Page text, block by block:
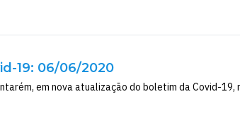
19: 06/06/2020
em nova atualização do boletim da Covid-19,